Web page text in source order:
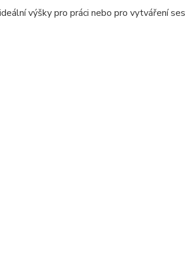
výšky pro práci nebo pro vytváření